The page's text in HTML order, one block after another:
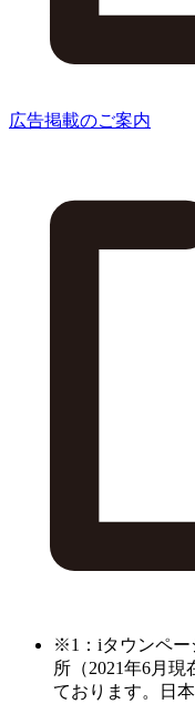
広告掲載のご案内
※1：iタウンペー
所（2021年6月
ております。日